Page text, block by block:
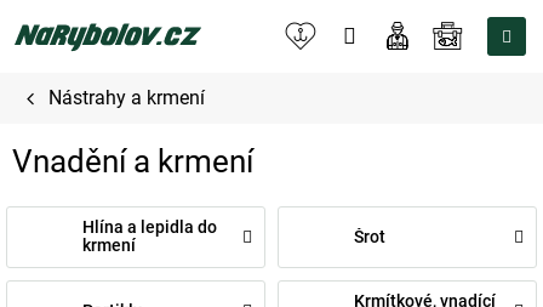
na
NÁKUPNÍ
Nástrahy a krmení
Vnadění a krmení
Hlína a lepidla do
krmení
Šrot
Krmítkové, vnadící